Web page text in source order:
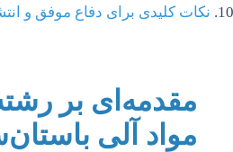
نکات کلیدی برای دفاع موفق و
مقدمه‌ای بر
مواد آلی